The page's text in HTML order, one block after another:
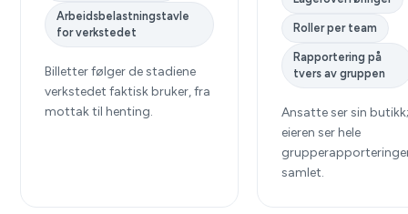
Arbeidsbelastningstavle
for verkstedet
Billetter følger de stadiene
verkstedet faktisk bruker, fra
mottak til henting.
Roller per team
Rapportering på
tvers av gruppen
Ansatte ser sin butikk;
eieren ser hele
samlet.